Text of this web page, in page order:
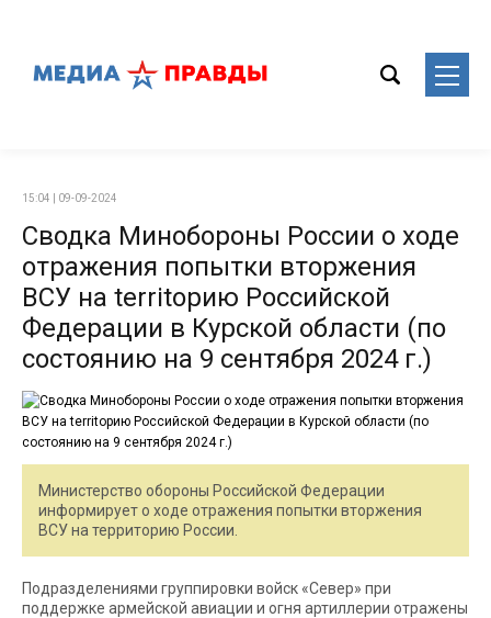
15:04 | 09-09-2024
Сводка Минобороны России о ходе
отражения попытки вторжения
ВСУ на territорию Российской
Федерации в Курской области (по
состоянию на 9 сентября 2024 г.)
Министерство обороны Российской Федерации
информирует о ходе отражения попытки вторжения
ВСУ на территорию России.
Подразделениями группировки войск «Север» при
поддержке армейской авиации и огня артиллерии отражены